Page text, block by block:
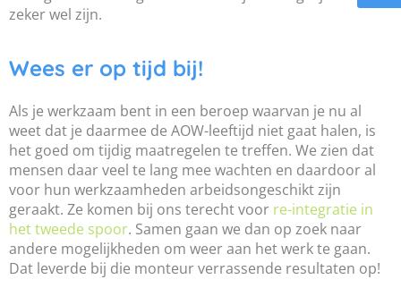
zeker wel zijn.
Wees er op tijd bij!
Als je werkzaam bent in een beroep waarvan je nu al
weet dat je daarmee de AOW-leeftijd niet gaat halen, is
het goed om tijdig maatregelen te treffen. We zien dat
mensen daar veel te lang mee wachten en daardoor al
voor hun werkzaamheden arbeidsongeschikt zijn
geraakt. Ze komen bij ons terecht voor re-integratie in
het tweede spoor. Samen gaan we dan op zoek naar
andere mogelijkheden om weer aan het werk te gaan.
Dat leverde bij die monteur verrassende resultaten op!